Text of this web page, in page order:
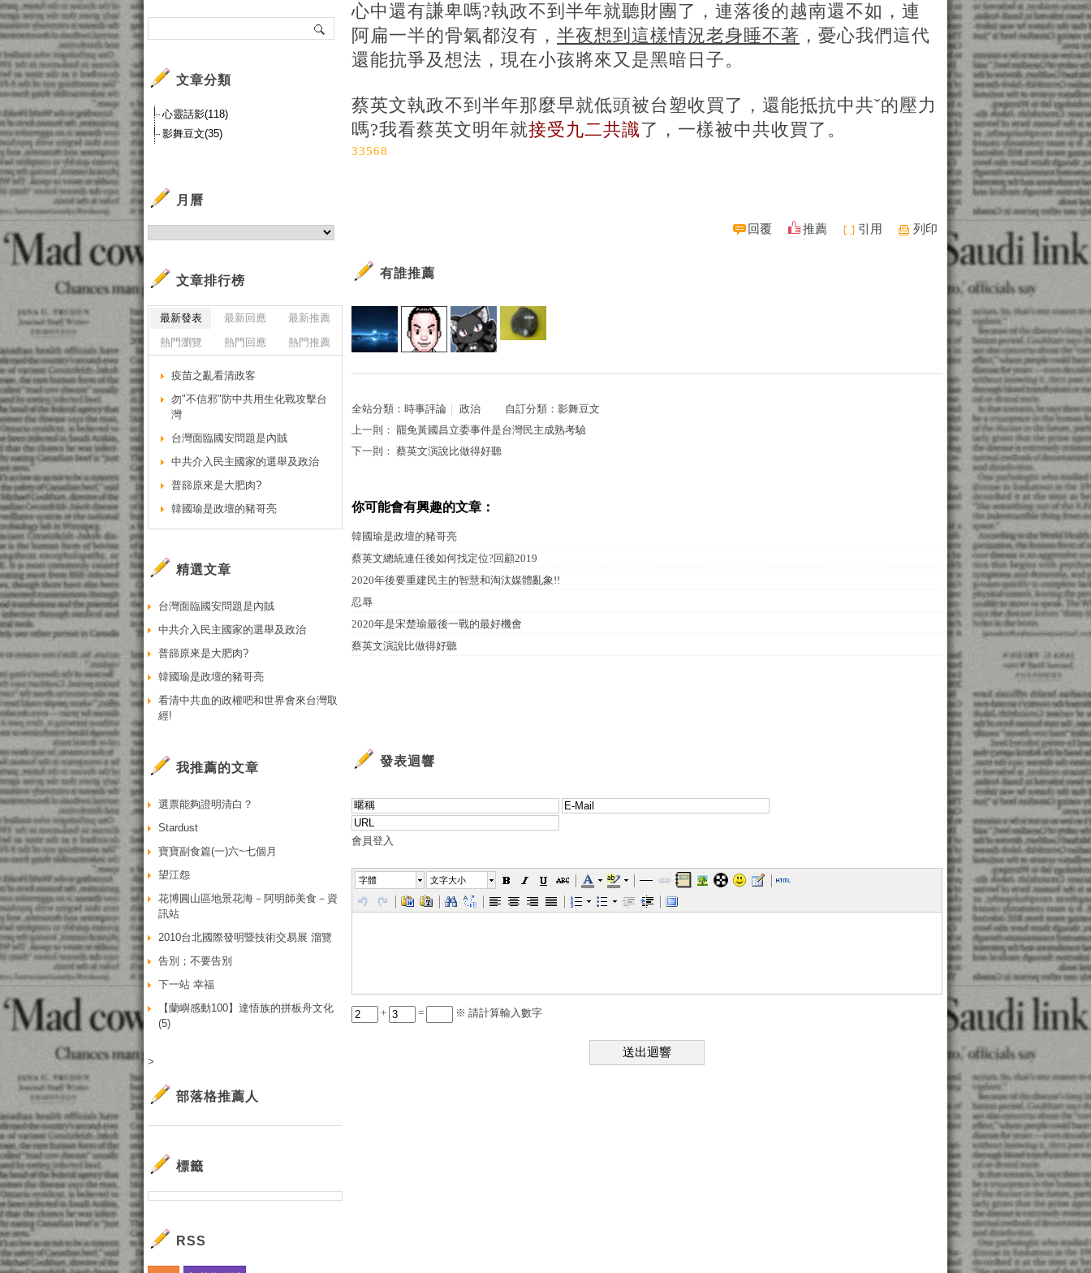
心中還有謙卑嗎?執政不到半年就聽財團了，連落後的越南還不如，連
阿扁一半的骨氣都沒有， 半夜想到這樣情況老身睡不著 ，憂心我們這代
還能抗爭及想法，現在小孩將來又是黑暗日子。
蔡英文執政不到半年那麼早就低頭被台塑收買了，還能抵抗中共ˇ的壓力
嗎?我看蔡英文明年就接受九二共識了，一樣被中共收買了。
33568
回覆 推薦 引用 列印
有誰推薦
全站分類： 時事評論 政治 自訂分類： 影舞豆文
上一則： 罷免黃國昌立委事件是台灣民主成熟考驗
下一則： 蔡英文演說比做得好聽
你可能會有興趣的文章：
韓國瑜是政壇的豬哥亮
蔡英文總統連任後如何找定位?回顧2019
2020年後要重建民主的智慧和淘汰媒體亂象!!
忍辱
2020年是宋楚瑜最後一戰的最好機會
蔡英文演說比做得好聽
發表迴響
會員登入
字體 文字大小
+ = ※ 請計算輸入數字
送出迴響
文章分類
心靈話影(118)
影舞豆文(35)
月曆
文章排行榜
最新發表 最新回應
最新推薦
熱門瀏覽
熱門回應 熱門推薦
疫苗之亂看清政客
勿"不信邪"防中共用生化戰攻擊台
灣
台灣面臨國安問題是內賊
中共介入民主國家的選舉及政治
普篩原來是大肥肉?
韓國瑜是政壇的豬哥亮
精選文章
台灣面臨國安問題是內賊
中共介入民主國家的選舉及政治
普篩原來是大肥肉?
韓國瑜是政壇的豬哥亮
看清中共血的政權吧和世界會來台灣取
經!
我推薦的文章
選票能夠證明清白？
Stardust
寶寶副食篇(一)六~七個月
望江怨
花博圓山區地景花海－阿明師美食－資
訊站
2010台北國際發明暨技術交易展 溜覽
告別；不要告別
下一站 幸福
【蘭嶼感動100】達悟族的拼板舟文化
(5)
>
部落格推薦人
標籤
RSS